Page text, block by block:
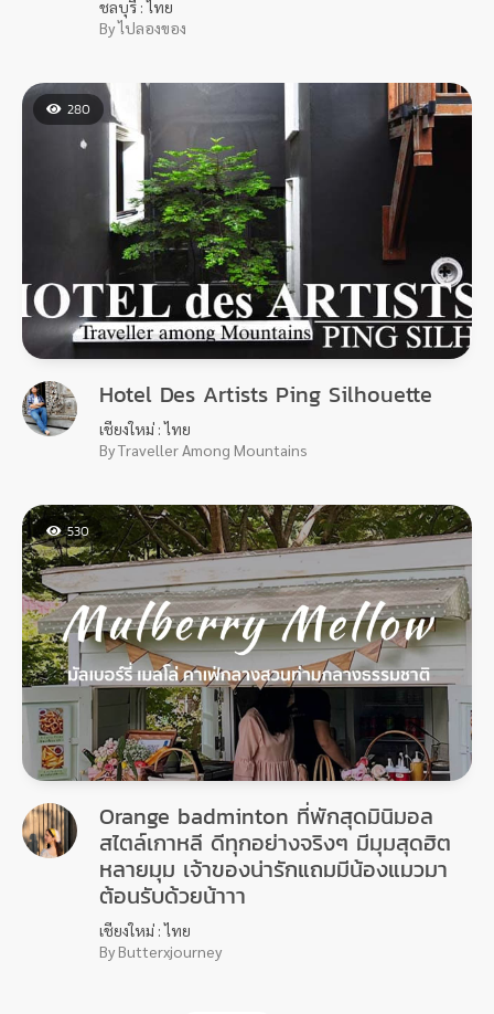
ชลบุรี : ไทย
By ไปลองของ
280
Hotel Des Artists Ping Silhouette
เชียงใหม่ : ไทย
By Traveller Among Mountains
530
Orange badminton ที่พักสุดมินิมอล
สไตล์เกาหลี ดีทุกอย่างจริงๆ มีมุมสุดฮิต
หลายมุม เจ้าของน่ารักแถมมีน้องแมวมา
ต้อนรับด้วยน้าาา
เชียงใหม่ : ไทย
By Butterxjourney